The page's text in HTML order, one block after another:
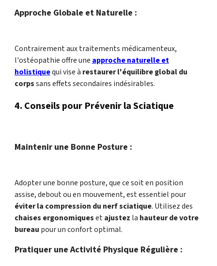
Approche Globale et Naturelle :
Contrairement aux traitements médicamenteux,
l'ostéopathie offre une approche naturelle et
holistiquequi vise à restaurer l'équilibre global du
corpssans effets secondaires indésirables.
4. Conseils pour Prévenir la Sciatique
Maintenir une Bonne Posture :
Adopter une bonne posture, que ce soit en position
assise, debout ou en mouvement, est essentiel pour
éviter la compression du nerf sciatique. Utilisez des
chaises ergonomiquesetajustez la hauteur de votre
bureau pour un confort optimal.
Pratiquer une Activité Physique Régulière :